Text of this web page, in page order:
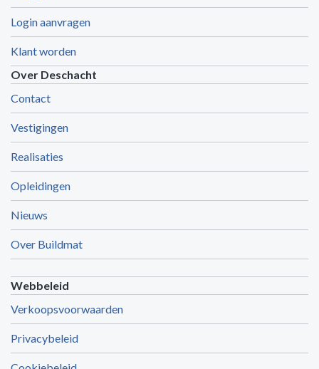
Login aanvragen
Klant worden
Over Deschacht
Contact
Vestigingen
Realisaties
Opleidingen
Nieuws
Over Buildmat
Webbeleid
Verkoopsvoorwaarden
Privacybeleid